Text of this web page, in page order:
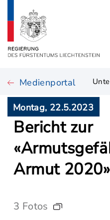
Medienportal
Montag, 22.5.2023
Bericht zur
Armut
3 Fotos